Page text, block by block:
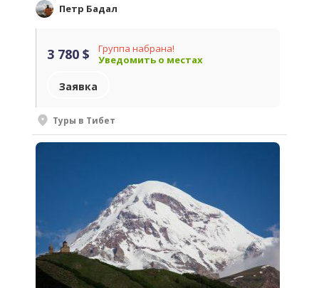
Петр Бадал
3 780 $
Группа набрана!
Уведомить о местах
Заявка
Туры в Тибет